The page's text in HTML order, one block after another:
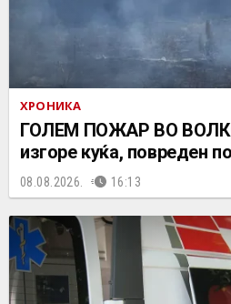
ХРОНИКА
ГОЛЕМ ПОЖАР ВО
изгоре куќа, повреден
08.08.2026. 16:13